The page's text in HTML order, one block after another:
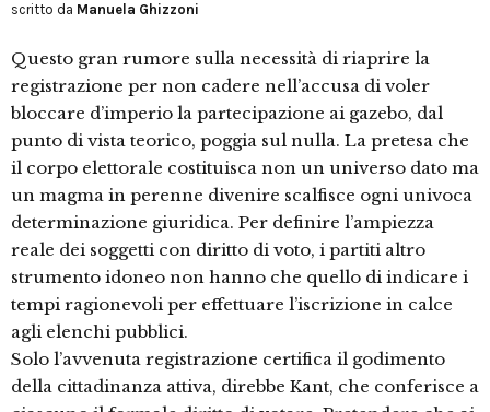
scritto da Manuela Ghizzoni
Questo gran rumore sulla necessità di riaprire la
registrazione per non cadere nell’accusa di voler
bloccare d’imperio la partecipazione ai gazebo, dal
punto di vista teorico, poggia sul nulla. La pretesa che
il corpo elettorale costituisca non un universo dato ma
un magma in perenne divenire scalfisce ogni univoca
determinazione giuridica. Per definire l’ampiezza
reale dei soggetti con diritto di voto, i partiti altro
strumento idoneo non hanno che quello di indicare i
tempi ragionevoli per effettuare l’iscrizione in calce
agli elenchi pubblici.
Solo l’avvenuta registrazione certifica il godimento
della cittadinanza attiva, direbbe Kant, che conferisce a